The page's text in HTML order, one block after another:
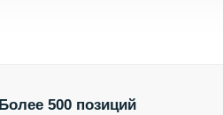
Более 500 позиций